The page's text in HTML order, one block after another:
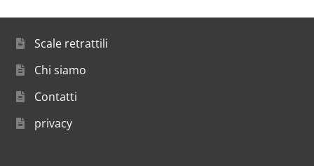
Scale retrattili
Chi siamo
Contatti
privacy